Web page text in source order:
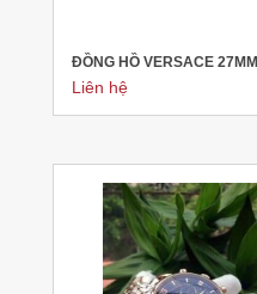
ĐỒNG HỒ VERSACE 27MM
Liên hệ